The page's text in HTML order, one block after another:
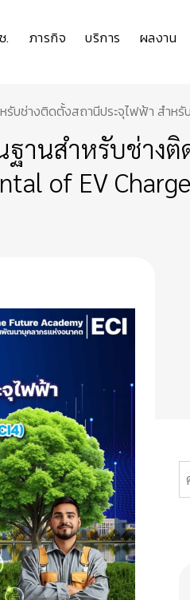
. ภารกิจ บริการ ผลงาน
บช่างติดตั้งสถานีประจุไฟฟ้า สำห
านสำหรับช่าง
of EV